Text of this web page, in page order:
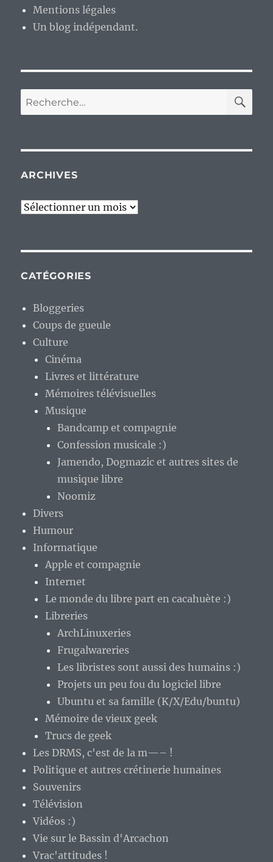
Mentions légales
Un blog indépendant.
Recherche
pour :
ARCHIVES
Archives
CATÉGORIES
Bloggeries
Coups de gueule
Culture
Cinéma
Livres et littérature
Mémoires télévisuelles
Musique
Bandcamp et compagnie
Confession musicale :)
Jamendo, Dogmazic et autres sites de
musique libre
Noomiz
Divers
Humour
Informatique
Apple et compagnie
Internet
Le monde du libre part en cacahuète :)
Libreries
ArchLinuxeries
Frugalwareries
Les libristes sont aussi des humains :)
Projets un peu fou du logiciel libre
Ubuntu et sa famille (K/X/Edu/buntu)
Mémoire de vieux geek
Trucs de geek
Les DRMS, c'est de la m—– !
Politique et autres crétinerie humaines
Souvenirs
Télévision
Vidéos :)
Vie sur le Bassin d'Arcachon
Vrac'attitudes !